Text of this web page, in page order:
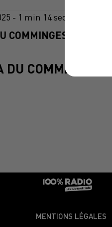
- 1 min 14 sec
COMMINGES DU 06/
COMMINGES
MENTIONS LÉGALES